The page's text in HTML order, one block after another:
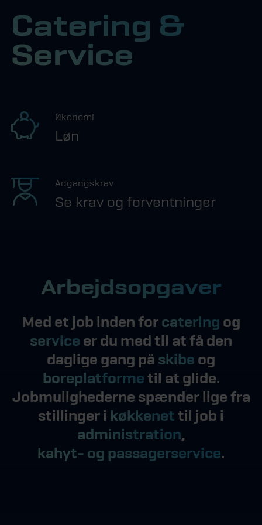
Catering &
Service
Økonomi
Løn
Adgangskrav
Se krav og forventninger
Arbejdsopgaver
Med et job inden forcatering og
service er du med til at få den
daglige gang på skibe og
boreplatformetil at glide.
Jobmulighederne spænder lige fra
stillinger i køkkenettil job i
administration,
kahyt- og passagerservice.